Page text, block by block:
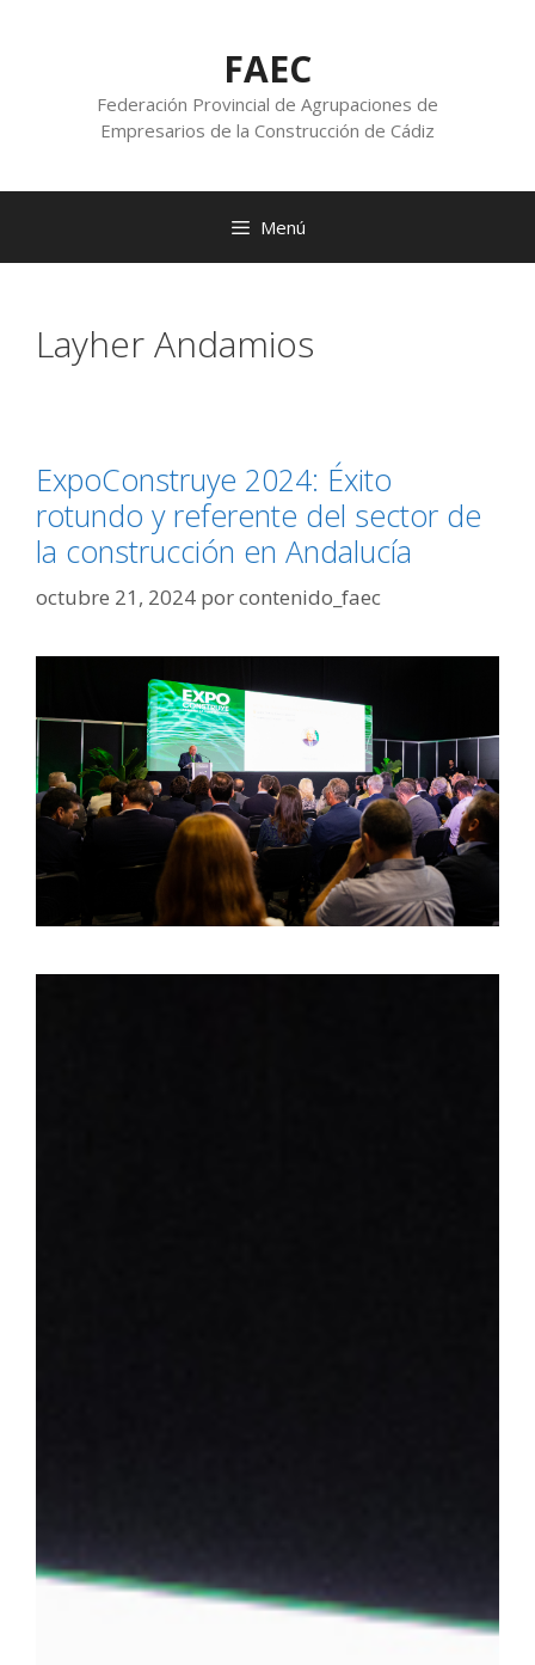
FAEC
Federación Provincial de Agrupaciones de
Empresarios de la Construcción de Cádiz
Menú
Layher Andamios
ExpoConstruye 2024: Éxito
rotundo y referente del sector de
la construcción en Andalucía
octubre 21, 2024 porcontenido_faec